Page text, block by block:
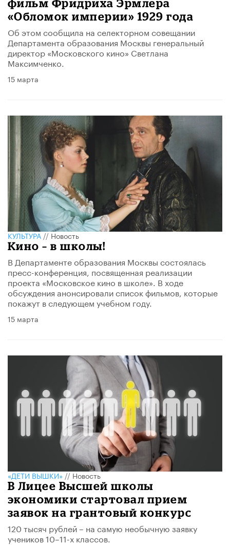
фильм Фридриха Эрмлера
«Обломок империи» 1929 года
Об этом сообщила на селекторном совещании
Департамента образования Москвы генеральный
директор «Московского кино» Светлана
Максимченко.
15 марта
КУЛЬТУРА//Новость
Кино – в школы!
В Департаменте образования Москвы состоялась
пресс-конференция, посвященная реализации
проекта «Московское кино в школе». В ходе
обсуждения анонсировали список фильмов, которые
покажут в следующем учебном году.
15 марта
«ДЕТИ ВЫШКИ»//Новость
В Лицее Высшей школы
экономики стартовал прием
заявок на грантовый конкурс
120 тысяч рублей – на самую необычную заявку
учеников 10–11-х классов.